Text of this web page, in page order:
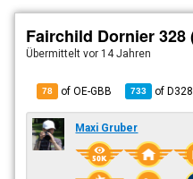
Fairchild Dornier 328
Übermitteltvor 14 Jahren
78 of OE-GBB 733 ofD328
Maxi Gruber